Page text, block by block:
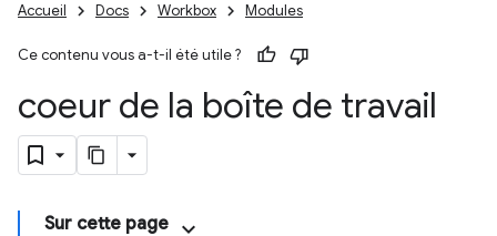
Accueil Docs Workbox Modules
Ce contenu vous a-t-il été utile ?
coeur de la boîte de travail
Sur cette page